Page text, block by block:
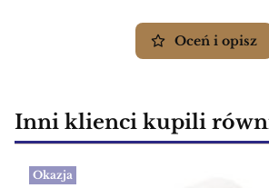
Oceń i opisz
Inni klienci kupili
Okazja